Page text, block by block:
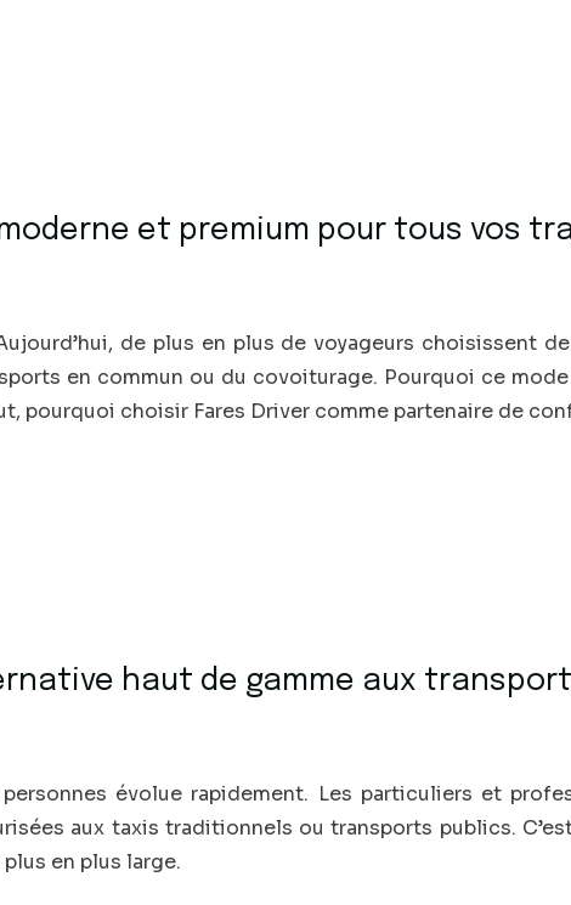
et premium pour tous vos
de plus en plus de voyageurs choisissent
en commun ou du covoiturage. Pourquoi ce
pourquoi choisir Fares Driver comme partenaire de
haut de gamme aux
évolue rapidement. Les particuliers et
aux taxis traditionnels ou transports publics.
en plus large.